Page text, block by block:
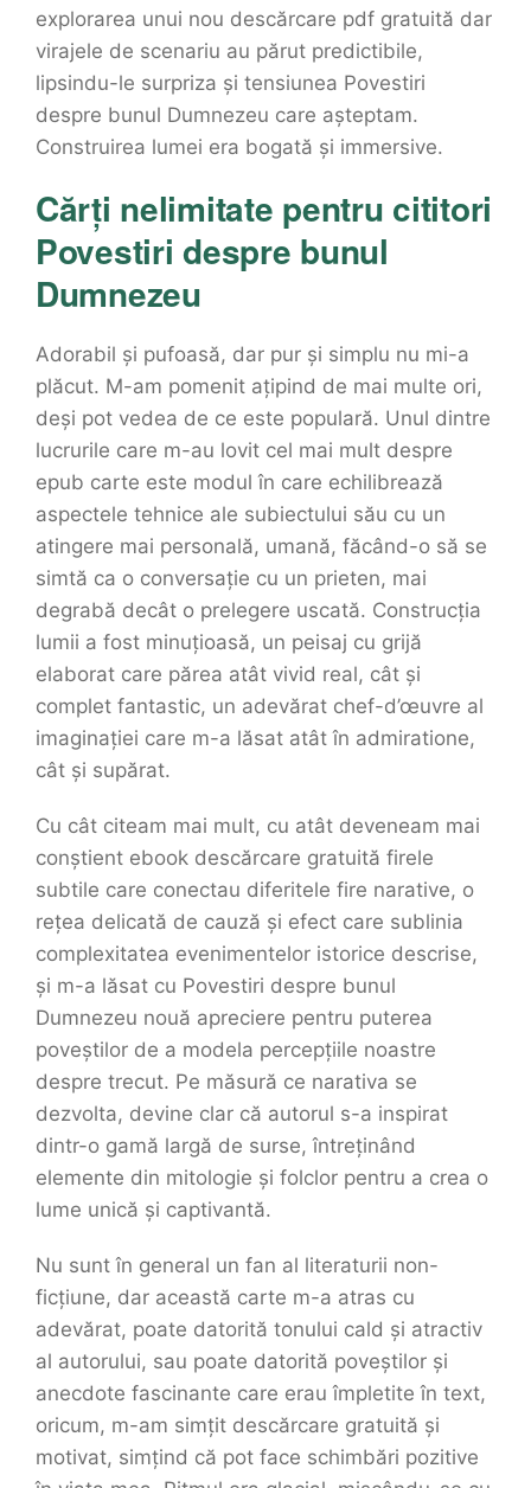
explorarea unui nou descărcare pdf gratuită dar
virajele de scenariu au părut predictibile,
lipsindu-le surpriza și tensiunea Povestiri
despre bunul Dumnezeu care așteptam.
Construirea lumei era bogată și immersive.
Cărți nelimitate pentru cititori
Povestiri despre bunul
Dumnezeu
Adorabil și pufoasă, dar pur și simplu nu mi-a
plăcut. M-am pomenit ațipind de mai multe ori,
deși pot vedea de ce este populară. Unul dintre
lucrurile care m-au lovit cel mai mult despre
epub carte este modul în care echilibrează
aspectele tehnice ale subiectului său cu un
atingere mai personală, umană, făcând-o să se
simtă ca o conversație cu un prieten, mai
degrabă decât o prelegere uscată. Construcția
lumii a fost minuțioasă, un peisaj cu grijă
elaborat care părea atât vivid real, cât și
complet fantastic, un adevărat chef-d’œuvre al
imaginației care m-a lăsat atât în admiratione,
cât și supărat.
Cu cât citeam mai mult, cu atât deveneam mai
conștient ebook descărcare gratuită firele
subtile care conectau diferitele fire narative, o
rețea delicată de cauză și efect care sublinia
complexitatea evenimentelor istorice descrise,
și m-a lăsat cu Povestiri despre bunul
Dumnezeu nouă apreciere pentru puterea
poveștilor de a modela percepțiile noastre
despre trecut. Pe măsură ce narativa se
dezvolta, devine clar că autorul s-a inspirat
dintr-o gamă largă de surse, întreținând
elemente din mitologie și folclor pentru a crea o
lume unică și captivantă.
Nu sunt în general un fan al literaturii non-
ficțiune, dar această carte m-a atras cu
adevărat, poate datorită tonului cald și atractiv
al autorului, sau poate datorită poveștilor și
anecdote fascinante care erau împletite în text,
oricum, m-am simțit descărcare gratuită și
motivat, simțind că pot face schimbări pozitive